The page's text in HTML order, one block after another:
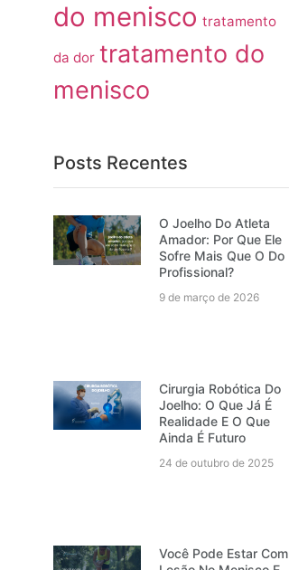
do menisco tratamento
da dor tratamento do
menisco
Posts Recentes
O Joelho Do Atleta
Amador: Por Que Ele
Sofre Mais Que O Do
Profissional?
9 de março de 2026
Cirurgia Robótica Do
Joelho: O Que Já É
Realidade E O Que
Ainda É Futuro
24 de outubro de 2025
Você Pode Estar Com